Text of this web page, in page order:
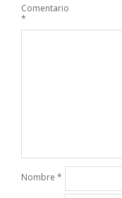
Comentario
*
Nombre *